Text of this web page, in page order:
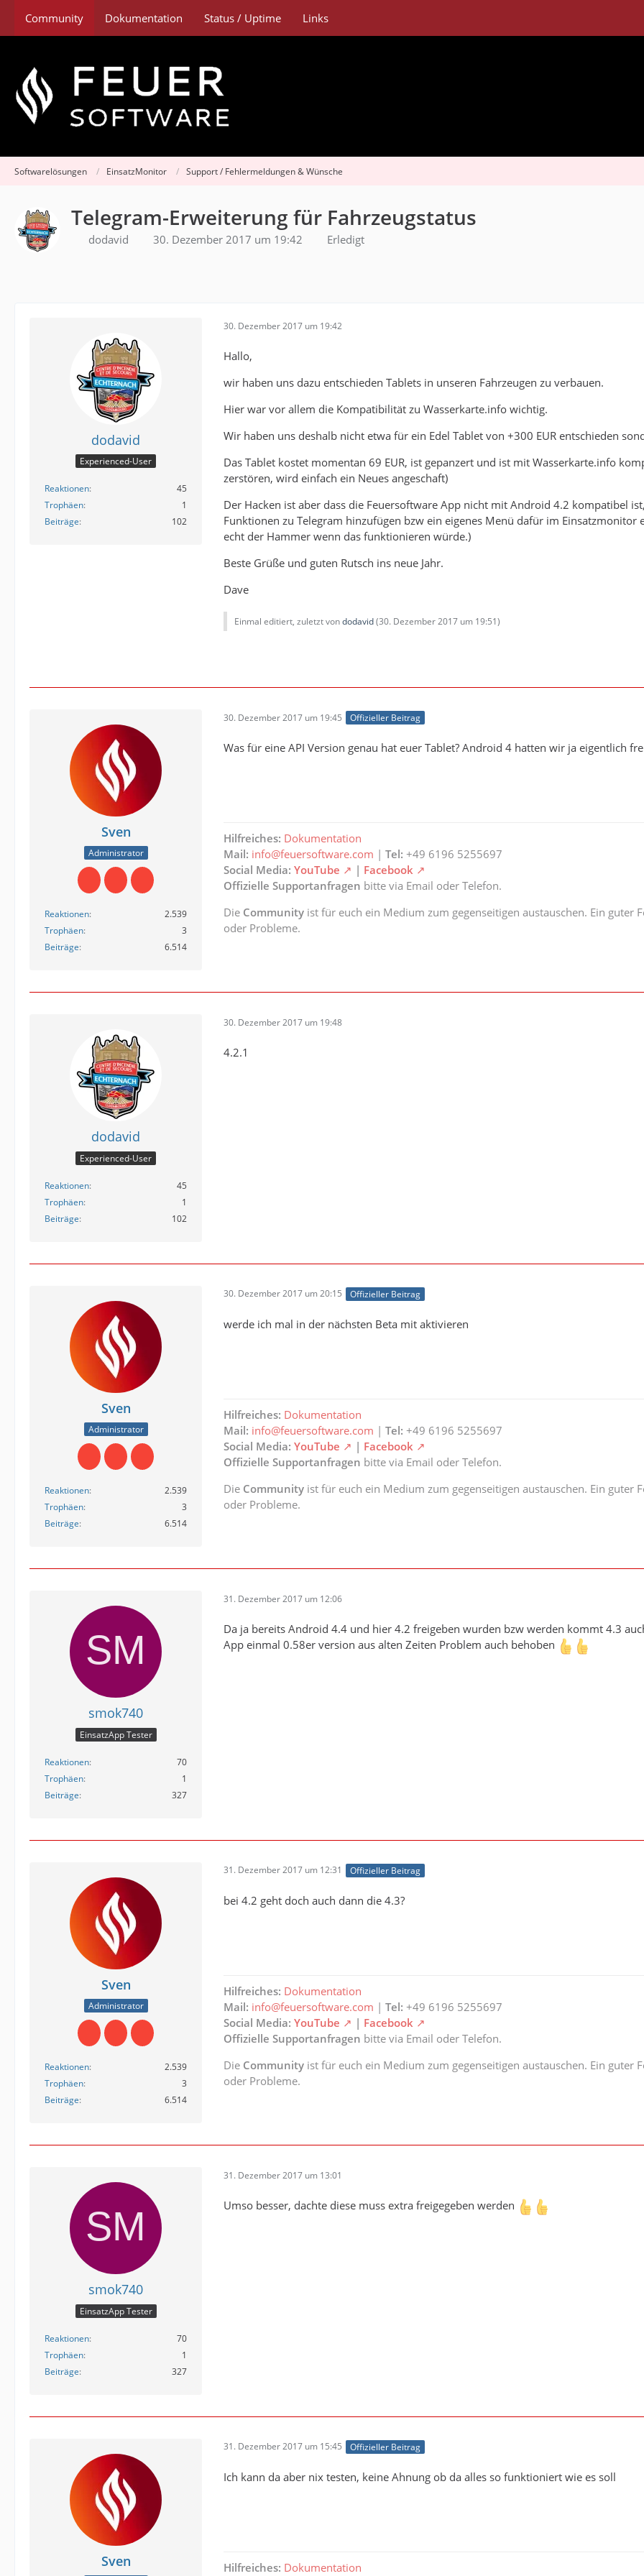
Community Dokumentation Status / Uptime Links
Softwarelösungen EinsatzMonitor Support / Fehlermeldungen & Wünsche
Telegram-Erweiterung für Fahrzeugstatus
dodavid 30. Dezember 2017 um 19:42 Erledigt
dodavid
Experienced-User
Reaktionen
45
Trophäen
1
Beiträge
102
30. Dezember 2017 um 19:42
Hallo,
wir haben uns dazu entschieden Tablets in unseren Fahrzeugen zu verbauen.
Hier war vor allem die Kompatibilität zu Wasserkarte.info wichtig.
Wir haben uns deshalb nicht etwa für ein Edel Tablet von +300 EUR entschieden
Das Tablet kostet momentan 69 EUR, ist gepanzert und ist mit Wasserkarte.info
zerstören, wird einfach ein Neues angeschaft)
Der Hacken ist aber dass die Feuersoftware App nicht mit Android 4.2 kompatibel
Funktionen zu Telegram hinzufügen bzw ein eigenes Menü dafür im Einsatzmonitor
echt der Hammer wenn das funktionieren würde.)
Beste Grüße und guten Rutsch ins neue Jahr.
Dave
Einmal editiert, zuletzt vondodavid(30. Dezember 2017 um 19:51)
Sven
Administrator
Reaktionen
2.539
Trophäen
3
Beiträge
6.514
30. Dezember 2017 um 19:45 Offizieller Beitrag
Was für eine API Version genau hat euer Tablet? Android 4 hatten wir ja eigentlich
Hilfreiches: Dokumentation
Mail: info@feuersoftware.com | Tel: +49 6196 5255697
Social Media: YouTube | Facebook
Offizielle Supportanfragen bitte via Email oder Telefon.
Die Community ist für euch ein Medium zum gegenseitigen austauschen. Ein guter
oder Probleme.
dodavid
Experienced-User
Reaktionen
45
Trophäen
1
Beiträge
102
30. Dezember 2017 um 19:48
4.2.1
Sven
Administrator
Reaktionen
2.539
Trophäen
3
Beiträge
6.514
30. Dezember 2017 um 20:15 Offizieller Beitrag
werde ich mal in der nächsten Beta mit aktivieren
Hilfreiches: Dokumentation
Mail: info@feuersoftware.com | Tel: +49 6196 5255697
Social Media: YouTube | Facebook
Offizielle Supportanfragen bitte via Email oder Telefon.
Die Community ist für euch ein Medium zum gegenseitigen austauschen. Ein guter
oder Probleme.
smok740
EinsatzApp Tester
Reaktionen
70
Trophäen
1
Beiträge
327
31. Dezember 2017 um 12:06
Da ja bereits Android 4.4 und hier 4.2 freigeben wurden bzw werden kommt 4.3
App einmal 0.58er version aus alten Zeiten Problem auch behoben
Sven
Administrator
Reaktionen
2.539
Trophäen
3
Beiträge
6.514
31. Dezember 2017 um 12:31 Offizieller Beitrag
bei 4.2 geht doch auch dann die 4.3?
Hilfreiches: Dokumentation
Mail: info@feuersoftware.com | Tel: +49 6196 5255697
Social Media: YouTube | Facebook
Offizielle Supportanfragen bitte via Email oder Telefon.
Die Community ist für euch ein Medium zum gegenseitigen austauschen. Ein guter
oder Probleme.
smok740
EinsatzApp Tester
Reaktionen
70
Trophäen
1
Beiträge
327
31. Dezember 2017 um 13:01
Umso besser, dachte diese muss extra freigegeben werden
Sven
31. Dezember 2017 um 15:45 Offizieller Beitrag
Ich kann da aber nix testen, keine Ahnung ob da alles so funktioniert wie es soll
Hilfreiches: Dokumentation